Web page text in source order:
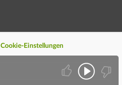
Cookie-Einstellungen